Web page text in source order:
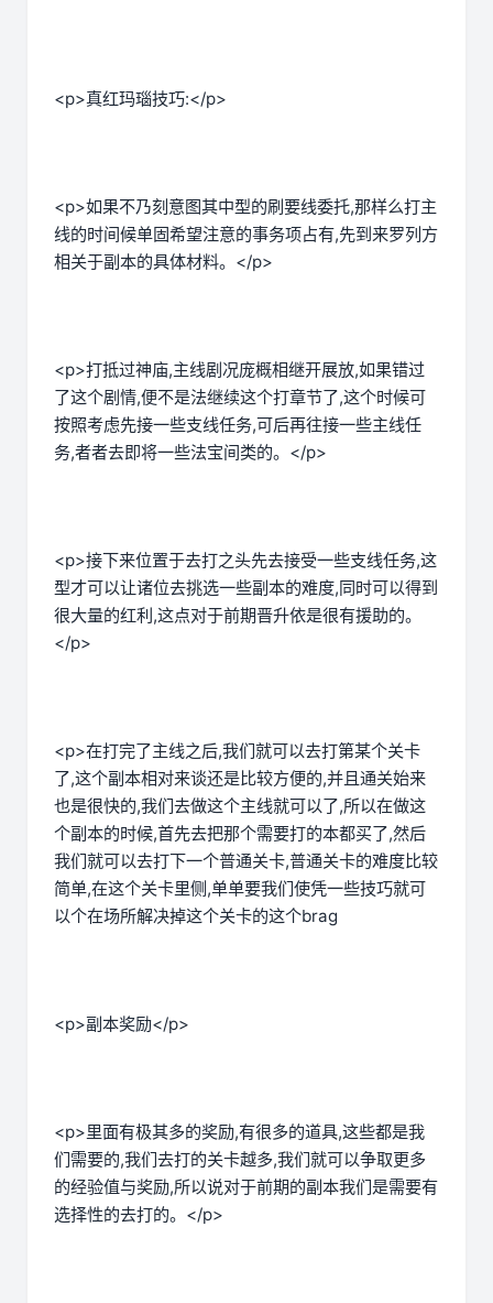
<p>真红玛瑙技巧:</p>
<p>如果不乃刻意图其中型的刷要线委托,那样么打主
线的时间候单固希望注意的事务项占有,先到来罗列方
相关于副本的具体材料。</p>
<p>打抵过神庙,主线剧况庞概相继开展放,如果错过
了这个剧情,便不是法继续这个打章节了,这个时候可
按照考虑先接一些支线任务,可后再往接一些主线任
务,者者去即将一些法宝间类的。</p>
<p>接下来位置于去打之头先去接受一些支线任务,这
型才可以让诸位去挑选一些副本的难度,同时可以得到
很大量的红利,这点对于前期晋升依是很有援助的。
</p>
<p>在打完了主线之后,我们就可以去打第某个关卡
了,这个副本相对来谈还是比较方便的,并且通关始来
也是很快的,我们去做这个主线就可以了,所以在做这
个副本的时候,首先去把那个需要打的本都买了,然后
我们就可以去打下一个普通关卡,普通关卡的难度比较
简单,在这个关卡里侧,单单要我们使凭一些技巧就可
以个在场所解决掉这个关卡的这个brag
<p>副本奖励</p>
<p>里面有极其多的奖励,有很多的道具,这些都是我
们需要的,我们去打的关卡越多,我们就可以争取更多
的经验值与奖励,所以说对于前期的副本我们是需要有
选择性的去打的。</p>